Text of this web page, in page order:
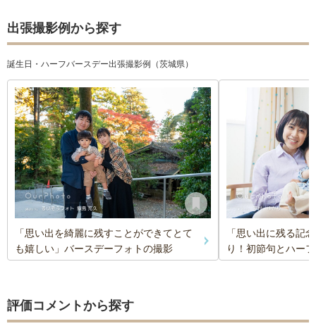
出張撮影例から探す
誕生日・ハーフバースデー出張撮影例（茨城県）
「思い出を綺麗に残すことができてとて
も嬉しい」バースデーフォトの撮影
「思い出に残る記
り！初節句とハー
評価コメントから探す